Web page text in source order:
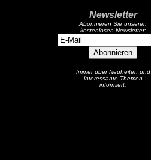
Newsletter
Abonnieren Sie unseren
kostenlosen Newsletter:
Immer über Neuheiten und
interessante Themen
informiert.